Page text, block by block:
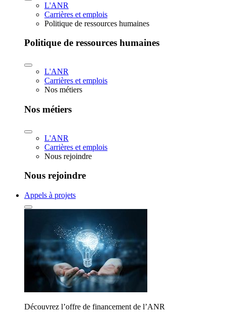
L'ANR
Carrières et emplois
Politique de ressources humaines
Politique de ressources humaines
L'ANR
Carrières et emplois
Nos métiers
Nos métiers
L'ANR
Carrières et emplois
Nous rejoindre
Nous rejoindre
Appels à projets
Découvrez l’offre de financement de l’ANR